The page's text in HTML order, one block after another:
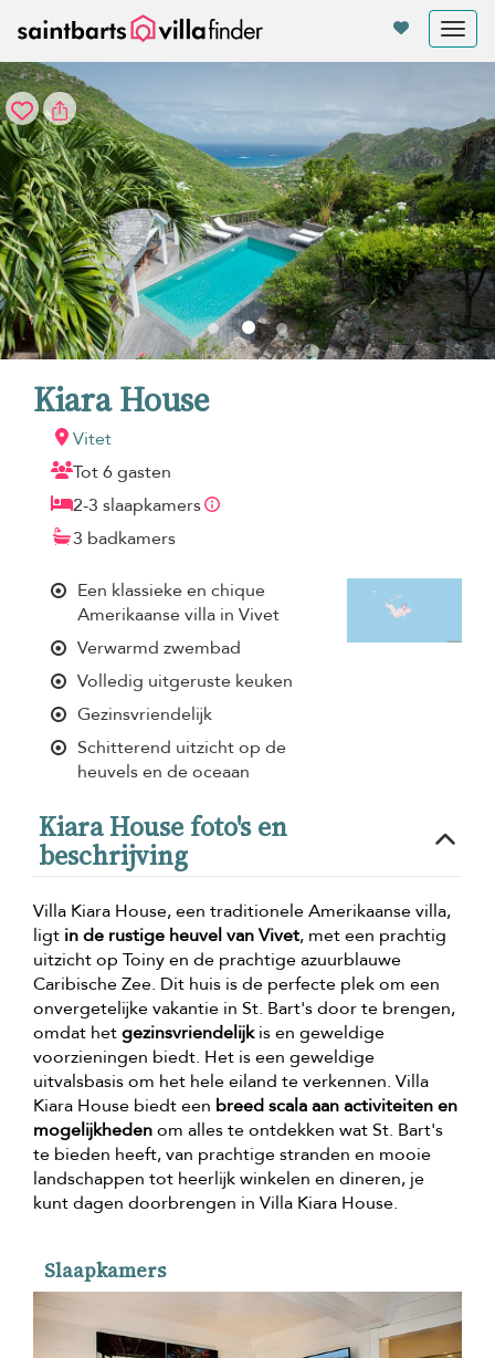
Kiara House
Vitet
Tot 6 gasten
2-3 slaapkamers
3 badkamers
Een klassieke en chique
Amerikaanse villa in Vivet
Verwarmd zwembad
Volledig uitgeruste keuken
Gezinsvriendelijk
Schitterend uitzicht op de
heuvels en de oceaan
Kiara House foto's en
beschrijving
Villa Kiara House, een traditionele Amerikaanse villa,
ligt in de rustige heuvel van Vivet, met een prachtig
uitzicht op Toiny en de prachtige azuurblauwe
Caribische Zee. Dit huis is de perfecte plek om een
onvergetelijke vakantie in St. Bart's door te brengen,
omdat hetgezinsvriendelijkis en geweldige
voorzieningen biedt. Het is een geweldige
uitvalsbasis om het hele eiland te verkennen. Villa
Kiara House biedt een breed scala aan activiteiten en
mogelijkhedenom alles te ontdekken wat St. Bart's
te bieden heeft, van prachtige stranden en mooie
landschappen tot heerlijk winkelen en dineren, je
kunt dagen doorbrengen in Villa Kiara House.
Slaapkamers
Cookies beheer paneel